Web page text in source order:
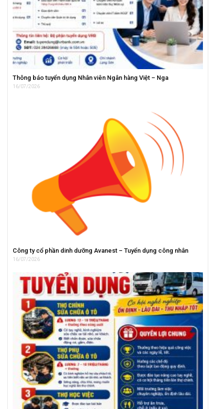
Thông báo tuyển dụng Nhân viên Ngân hàng Việt – Nga
16/07/2026
Công ty cổ phần dinh dưỡng Avanest – Tuyển dụng công nhân
16/07/2026